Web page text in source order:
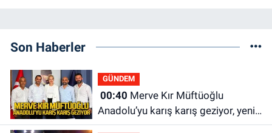
Son Haberler
GÜNDEM
00:40
Anadolu’yu karış karış geziyor, yeni
yapılanmaları şekillendiriyor